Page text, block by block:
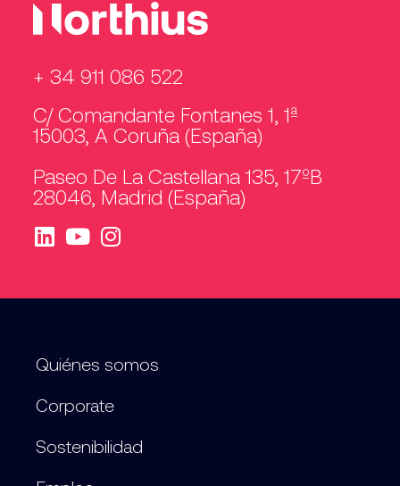
+ 34 911 086 522
C/ Comandante Fontanes 1, 1ª
15003, A Coruña (España)
Paseo De La Castellana 135, 17ºB
28046, Madrid (España)
Quiénes somos
Corporate
Sostenibilidad